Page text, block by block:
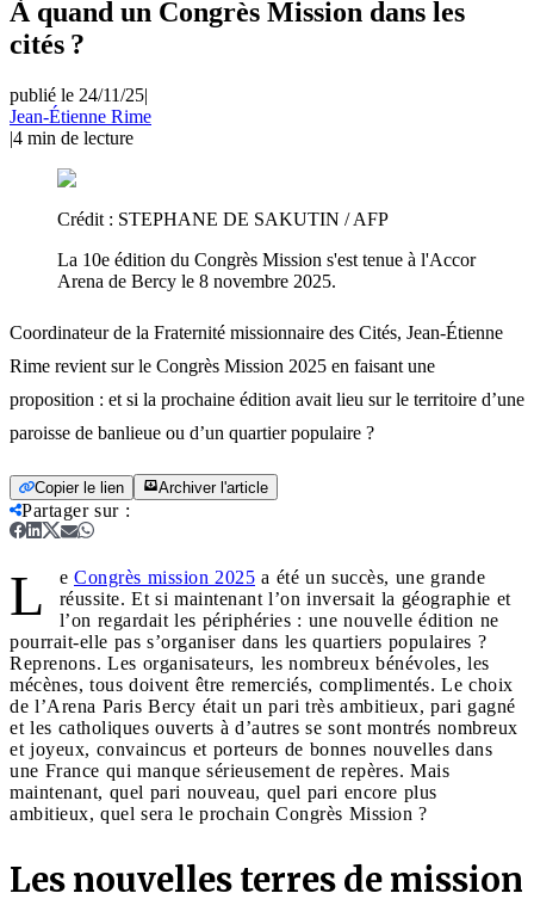
À quand un Congrès Mission dans les
cités ?
publié le 24/11/25|
Jean-Étienne Rime
|4 min de lecture
Crédit : STEPHANE DE SAKUTIN / AFP
La 10e édition du Congrès Mission s'est tenue à l'Accor
Arena de Bercy le 8 novembre 2025.
Coordinateur de la Fraternité missionnaire des Cités, Jean-Étienne
Rime revient sur le Congrès Mission 2025 en faisant une
proposition : et si la prochaine édition avait lieu sur le territoire d’une
paroisse de banlieue ou d’un quartier populaire ?
Copier le lien Archiver l'article
Partager sur:
L e Congrès mission 2025 a été un succès, une grande
réussite. Et si maintenant l’on inversait la géographie et
l’on regardait les périphéries : une nouvelle édition ne
pourrait-elle pas s’organiser dans les quartiers populaires ?
Reprenons. Les organisateurs, les nombreux bénévoles, les
mécènes, tous doivent être remerciés, complimentés. Le choix
de l’Arena Paris Bercy était un pari très ambitieux, pari gagné
et les catholiques ouverts à d’autres se sont montrés nombreux
et joyeux, convaincus et porteurs de bonnes nouvelles dans
une France qui manque sérieusement de repères. Mais
maintenant, quel pari nouveau, quel pari encore plus
ambitieux, quel sera le prochain Congrès Mission ?
Les nouvelles terres de mission